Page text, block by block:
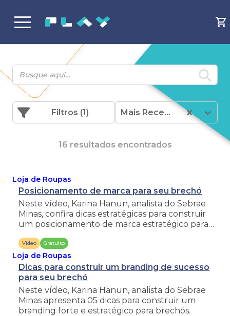
Filtros (1) Mais Recentes
16 resultados encontrados
Loja de Roupas
Posicionamento de marca para seu brechó
Neste vídeo, Karina Hanun, analista do Sebrae
Minas, confira dicas estratégicas para construir
um posicionamento de marca estratégico para
Vídeo Gratuito
Loja de Roupas
Dicas para construir um branding de sucesso
para seu brechó
Neste vídeo, Karina Hanun, analista do Sebrae
Minas apresenta 05 dicas para construir um
branding forte e estratégico para brechós.